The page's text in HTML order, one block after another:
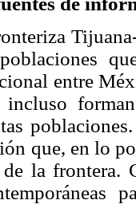
entre
incluso
que, en lo
la frontera.